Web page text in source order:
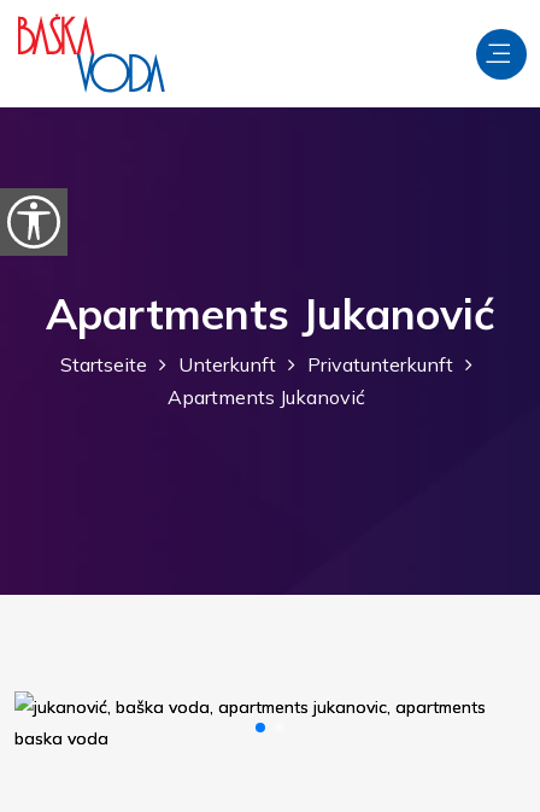
Zum Inhalt springen
Barrierefreiheitsoptionen öffnen
Apartments Jukanović
Startseite Unterkunft
Privatunterkunft
Apartments Jukanović